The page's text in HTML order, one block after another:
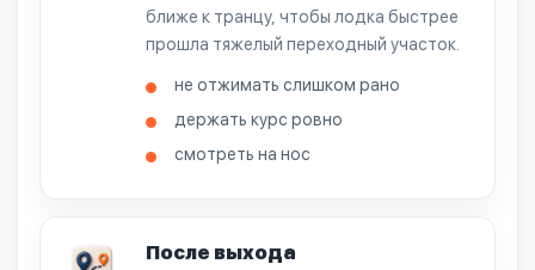
ближе к транцу, чтобы лодка быстрее
прошла тяжелый переходный участок.
не отжимать слишком рано
держать курс ровно
смотреть на нос
После выхода